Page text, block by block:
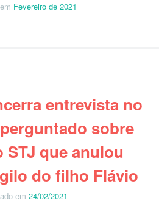
Fevereiro de 2021
entrevista no
sobre
STJ que anulou
do filho Flávio
em 24/02/2021